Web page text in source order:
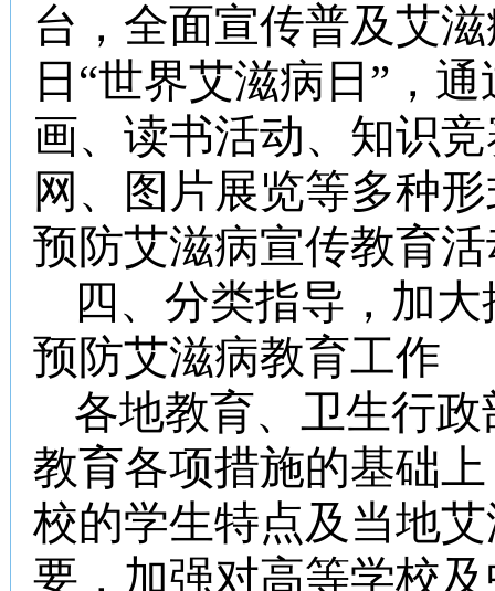
台，全面宣传普及艾
日“世界艾滋病日”，
画、读书活动、知识
网、图片展览等多种
预防艾滋病宣传教育
四、分类指导，加
预防艾滋病教育工作
各地教育、卫生行
教育各项措施的基础
校的学生特点及当地
要，加强对高等学校